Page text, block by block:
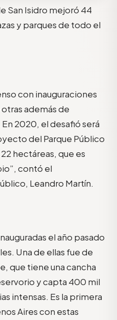
San Isidro mejoró 44
y parques de todo el
con inauguraciones
además de
2020, el desafió será
del Parque Público
hectáreas, que es
contó el
Leandro Martín.
el año pasado
Una de ellas fue de
que tiene una cancha
y capta 400 mil
intensas. Es la primera
Aires con estas